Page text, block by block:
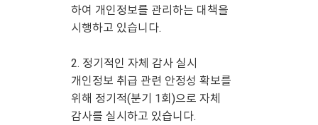
하여 개인정보를 관리하는 대책을
시행하고 있습니다.
2. 정기적인 자체 감사 실시
개인정보 취급 관련 안정성 확보를
위해 정기적(분기 1회)으로 자체
감사를 실시하고 있습니다.